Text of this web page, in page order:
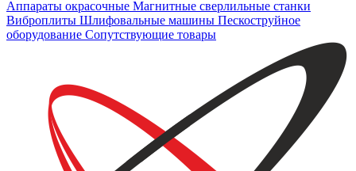
Аппараты окрасочные Магнитные сверлильные станки
Виброплиты Шлифовальные машины Пескоструйное
оборудование Сопутствующие товары